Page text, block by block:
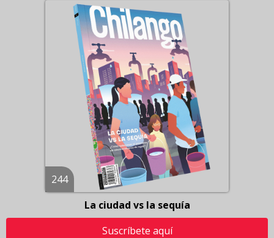
244
La ciudad vs la sequía
Suscríbete aquí